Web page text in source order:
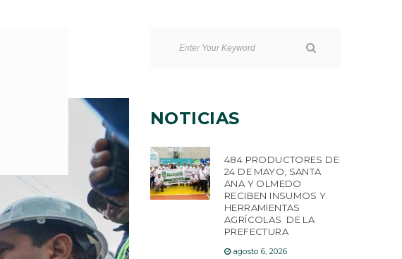
NOTICIAS
484 PRODUCTORES DE
24 DE MAYO, SANTA
ANA Y OLMEDO
RECIBEN INSUMOS Y
HERRAMIENTAS
AGRÍCOLAS DE LA
PREFECTURA
agosto 6, 2026